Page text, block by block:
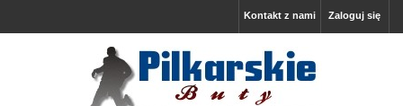
Zaloguj się
Kontakt z nami